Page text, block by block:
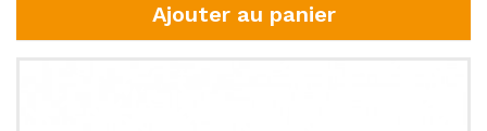
Ajouter au panier